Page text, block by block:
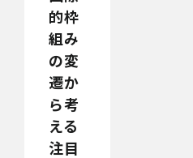
的枠
組み
の変
遷か
ら考
える
注目